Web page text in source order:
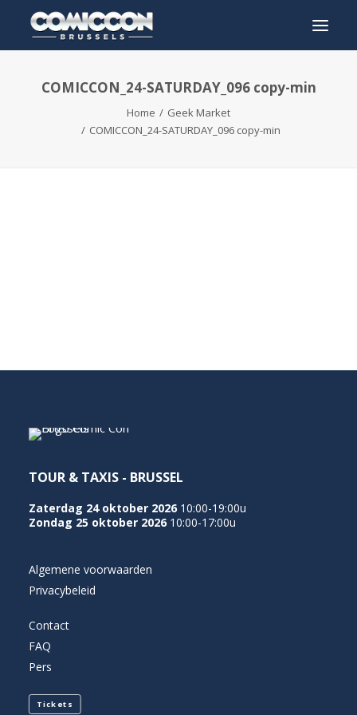
INFO
PROGRAMMA
NEDERLANDS
COMICCON_24-SATURDAY_096 copy-min
Home
Geek Market
COMICCON_24-SATURDAY_096 copy-min
TOUR & TAXIS - BRUSSEL
Zaterdag 24 oktober 2026 10:00-19:00u
Zondag 25 oktober 2026 10:00-17:00u
Algemene voorwaarden
Privacybeleid
Contact
FAQ
Pers
Tickets